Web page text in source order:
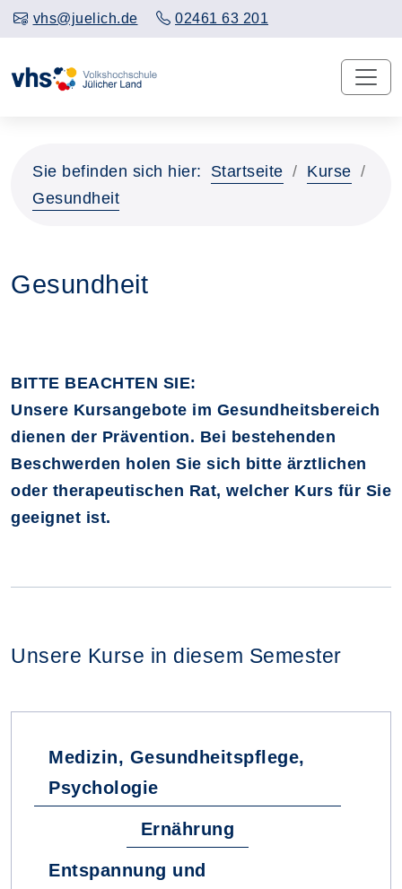
vhs@juelich.de 02461 63 201
Sie befinden sich hier: Startseite
Kurse
Gesundheit
Gesundheit
BITTE BEACHTEN SIE:
Unsere Kursangebote im Gesundheitsbereich
dienen der Prävention. Bei bestehenden
Beschwerden holen Sie sich bitte ärztlichen
oder therapeutischen Rat, welcher Kurs für Sie
geeignet ist.
Unsere Kurse in diesem Semester
Medizin, Gesundheitspflege,
Psychologie
Ernährung
Entspannung und